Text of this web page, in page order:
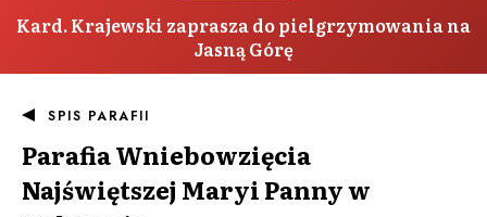
Kard. Krajewski zaprasza do pielgrzymowania na
Jasną Górę
SPIS PARAFII
ParafiaWniebowzięcia
Najświętszej Maryi Panny w